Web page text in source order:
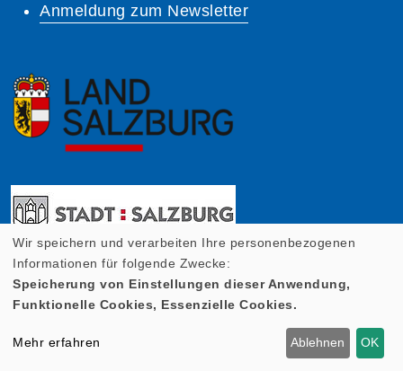
Anmeldung zum Newsletter
Wir speichern und verarbeiten Ihre personenbezogenen
Informationen für folgende Zwecke:
Speicherung von Einstellungen dieser Anwendung,
Funktionelle Cookies, Essenzielle Cookies.
Mehr erfahren Ablehnen OK